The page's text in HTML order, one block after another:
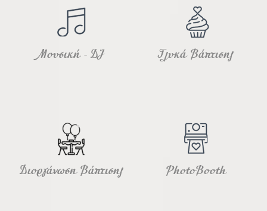
Μουσική - DJ Γλυκά Βάπτισης
Διοργάνωση Βάπτισης PhotoBooth